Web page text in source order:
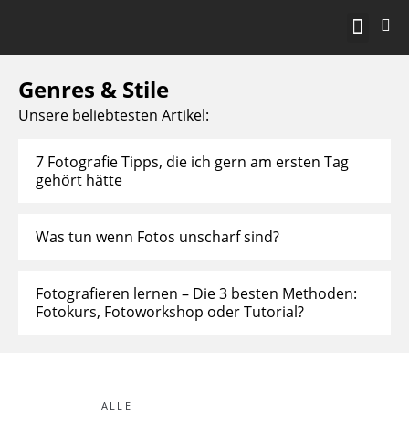
Genres & Stile
Unsere beliebtesten Artikel:
7 Fotografie Tipps, die ich gern am ersten Tag
gehört hätte
Was tun wenn Fotos unscharf sind?
Fotografieren lernen – Die 3 besten Methoden:
Fotokurs, Fotoworkshop oder Tutorial?
ALLE